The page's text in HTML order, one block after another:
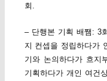
회.
– 단행본 기획 배쨈: 3
지 컨셉을 정립하다가
기와 논의하다가 흐지
기획하다가 개인 여건